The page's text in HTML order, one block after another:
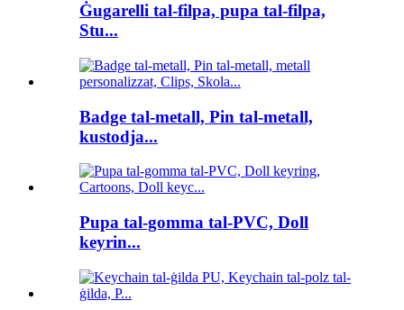
Ġugarelli tal-filpa, pupa tal-filpa,
Stu...
Badge tal-metall, Pin tal-metall,
kustodja...
Pupa tal-gomma tal-PVC, Doll
keyrin...